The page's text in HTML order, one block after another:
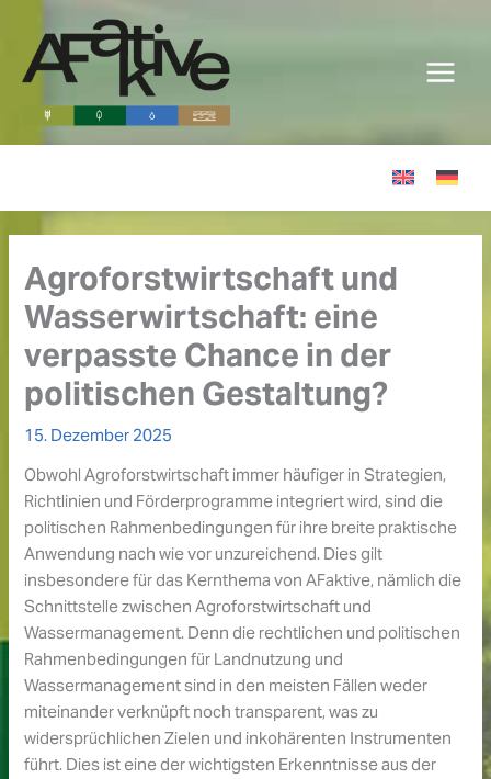
springen
Agroforstwirtschaft und
Wasserwirtschaft: eine
verpasste Chance in der
politischen Gestaltung?
15. Dezember 2025
Obwohl Agroforstwirtschaft immer häufiger in Strategien,
Richtlinien und Förderprogramme integriert wird, sind die
politischen Rahmenbedingungen für ihre breite praktische
Anwendung nach wie vor unzureichend. Dies gilt
insbesondere für das Kernthema von AFaktive, nämlich die
Schnittstelle zwischen Agroforstwirtschaft und
Wassermanagement. Denn die rechtlichen und politischen
Rahmenbedingungen für Landnutzung und
Wassermanagement sind in den meisten Fällen weder
miteinander verknüpft noch transparent, was zu
widersprüchlichen Zielen und inkohärenten Instrumenten
führt. Dies ist eine der wichtigsten Erkenntnisse aus der